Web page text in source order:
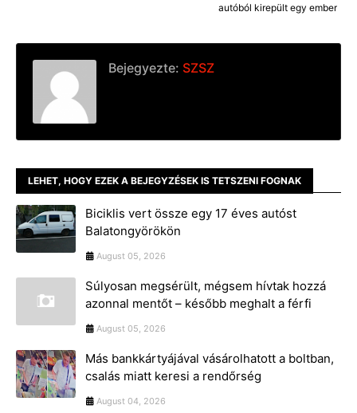
autóból kirepült egy ember
Bejegyezte: SZSZ
LEHET, HOGY EZEK A BEJEGYZÉSEK IS TETSZENI FOGNAK
Biciklis vert össze egy 17 éves autóst
Balatongyörökön
August 05, 2026
Súlyosan megsérült, mégsem hívtak hozzá
azonnal mentőt – később meghalt a férfi
August 05, 2026
Más bankkártyájával vásárolhatott a boltban,
csalás miatt keresi a rendőrség
August 04, 2026